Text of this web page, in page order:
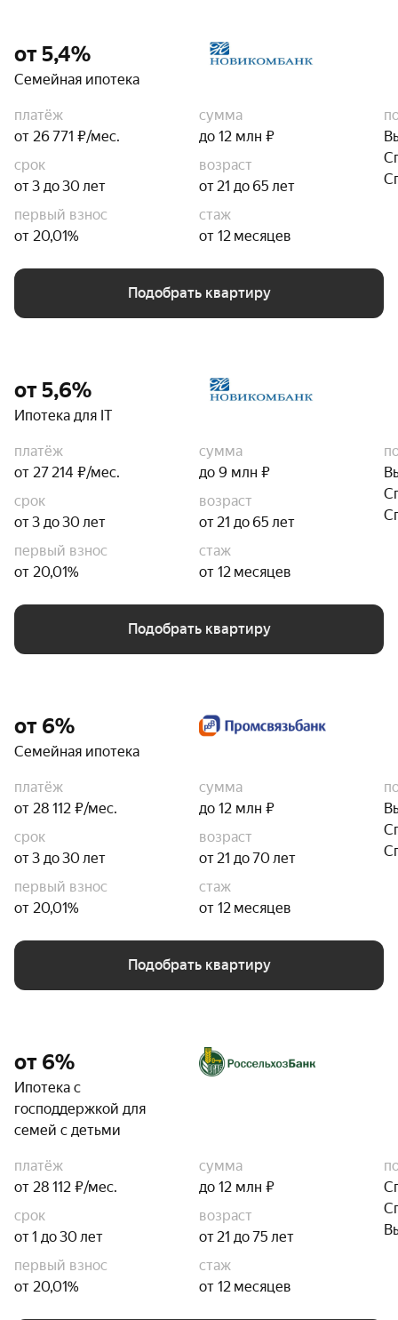
от 5,4%
Семейная ипотека
платёж
от 26 771 ₽/мес.
сумма
до 12 млн ₽
срок
от 3 до 30 лет
возраст
от 21 до 65 лет
первый взнос
от 20,01%
стаж
от 12 месяцев
Подобрать квартиру
от 5,6%
Ипотека для IT
платёж
от 27 214 ₽/мес.
сумма
до 9 млн ₽
срок
от 3 до 30 лет
возраст
от 21 до 65 лет
первый взнос
от 20,01%
стаж
от 12 месяцев
Подобрать квартиру
от 6%
Семейная ипотека
платёж
от 28 112 ₽/мес.
сумма
до 12 млн ₽
срок
от 3 до 30 лет
возраст
от 21 до 70 лет
первый взнос
от 20,01%
стаж
от 12 месяцев
Подобрать квартиру
от 6%
Ипотека с
господдержкой для
семей с детьми
платёж
от 28 112 ₽/мес.
сумма
до 12 млн ₽
срок
от 1 до 30 лет
возраст
от 21 до 75 лет
первый взнос
от 20,01%
стаж
от 12 месяцев